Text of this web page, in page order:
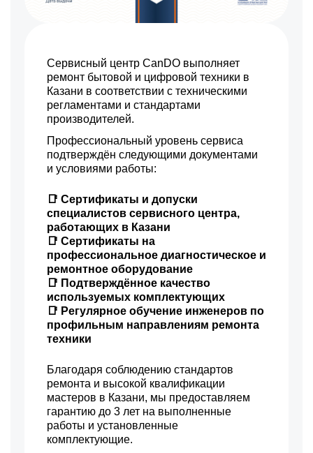
Сервисный центр CanDO выполняет
ремонт бытовой и цифровой техники в
Казани в соответствии с техническими
регламентами и стандартами
производителей.
Профессиональный уровень сервиса
подтверждён следующими документами
и условиями работы:
📑 Сертификаты и допуски
специалистов сервисного центра,
работающих в Казани
📑 Сертификаты на
профессиональное диагностическое и
ремонтное оборудование
📑 Подтверждённое качество
используемых комплектующих
📑 Регулярное обучение инженеров по
профильным направлениям ремонта
техники
Благодаря соблюдению стандартов
ремонта и высокой квалификации
мастеров в Казани, мы предоставляем
гарантию до 3 лет на выполненные
работы и установленные
комплектующие.